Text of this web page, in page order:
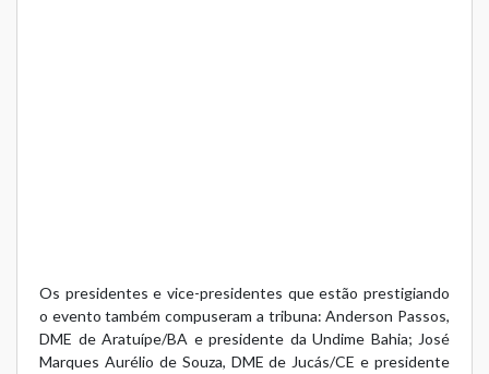
Os presidentes e vice-presidentes que estão prestigiando
o evento também compuseram a tribuna: Anderson Passos,
DME de Aratuípe/BA e presidente da Undime Bahia; José
Marques Aurélio de Souza, DME de Jucás/CE e presidente